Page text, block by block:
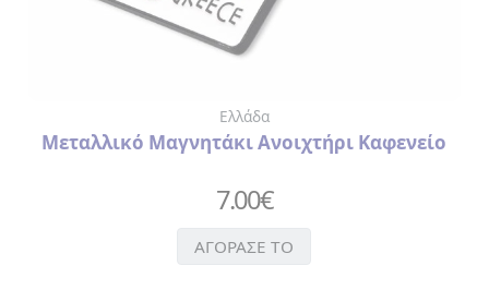
Ελλάδα
Μεταλλικό Μαγνητάκι Ανοιχτήρι Καφενείο
7.00€
ΑΓΟΡΑΣΕ ΤΟ